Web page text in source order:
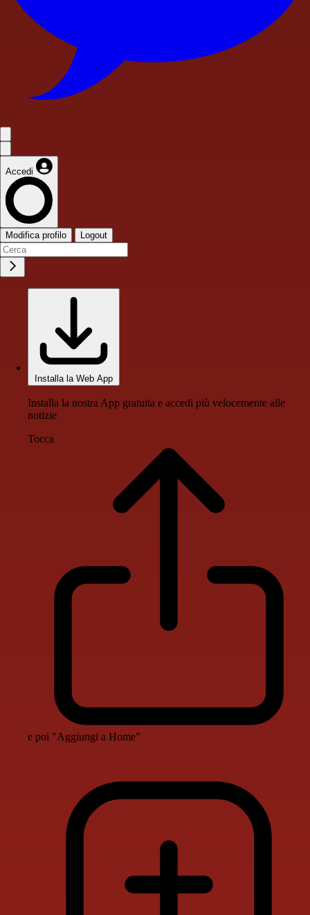
Accedi
Modifica profilo Logout
Installa la Web App
Installa la nostra App gratuita e accedi più velocemente alle
notizie
Tocca
e poi "Aggiungi a Home"